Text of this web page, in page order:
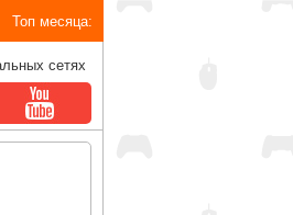
Топ месяца:
сетях